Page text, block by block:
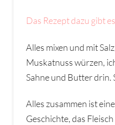
Das Rezept dazu gibt
Alles mixen und mit
Muskatnuss würzen,
Sahne und Butter drin.
Alles zusammen ist
Geschichte, das